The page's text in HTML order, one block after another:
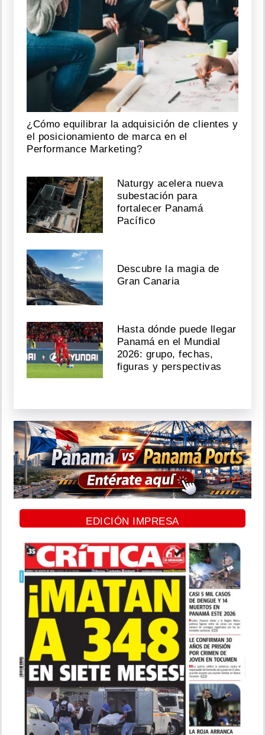
¿Cómo equilibrar la adquisición de clientes y
el posicionamiento de marca en el
Performance Marketing?
Naturgy acelera nueva
subestación para
fortalecer Panamá
Pacífico
Descubre la magia de
Gran Canaria
Hasta dónde puede llegar
Panamá en el Mundial
2026: grupo, fechas,
figuras y perspectivas
EDICIÓN IMPRESA